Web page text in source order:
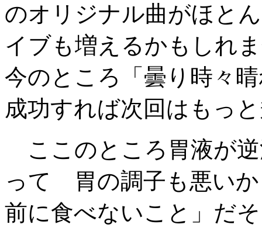
のオリジナル曲がほと
イブも増えるかもし
今のところ「曇り時々
成功すれば次回はもっ
ここのところ胃液が
って 胃の調子も悪い
前に食べないこと」